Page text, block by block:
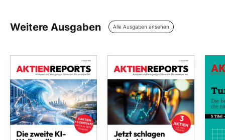
Weitere Ausgaben Alle Ausgaben ansehen